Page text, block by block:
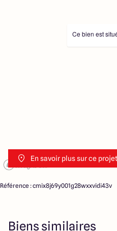
En savoir plus sur ce
Ce bien est
Référence : cmix8j69y001g28wxxvidi43v
Biens similaires